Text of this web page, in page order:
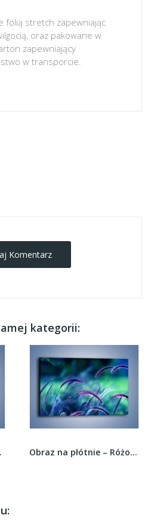
folią stretch zapewniając
oraz pakowane w
zapewniający
w transporcie.
Komentarz
kategorii:
na... Obraz na płótnie – Różowo-fioletowe źdźbła –...